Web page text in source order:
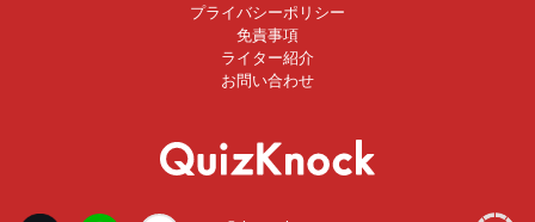
プライバシーポリシー
免責事項
ライター紹介
お問い合わせ